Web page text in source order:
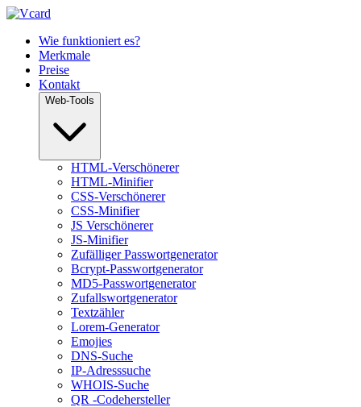
Wie funktioniert es?
Merkmale
Preise
Kontakt
Web-Tools
HTML-Verschönerer
HTML-Minifier
CSS-Verschönerer
CSS-Minifier
JS Verschönerer
JS-Minifier
Zufälliger Passwortgenerator
Bcrypt-Passwortgenerator
MD5-Passwortgenerator
Zufallswortgenerator
Textzähler
Lorem-Generator
Emojies
DNS-Suche
IP-Adresssuche
WHOIS-Suche
QR -Codehersteller